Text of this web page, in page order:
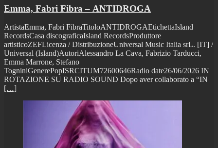
Emma, Fabri Fibra – ANTIDROGA
ArtistaEmma, Fabri FibraTitoloANTIDROGAEtichettaIsland
RecordsCasa discograficaIsland RecordsProduttore
artisticoZEFLicenza / DistribuzioneUniversal Music Italia srL. [IT] /
Universal (Island)AutoriAlessandro La Cava, Fabrizio Tarducci,
Emma Marrone, Stefano
TogniniGenerePopISRCITUM72600646Radio date26/06/2026 IN
ROTAZIONE SU RADIO SOUND Dopo aver collaborato a “IN
[…]